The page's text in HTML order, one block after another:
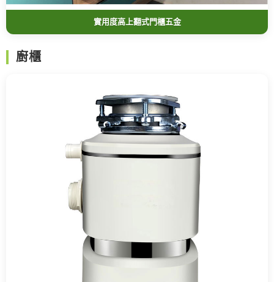
實用度高上翻式門櫃五金
廚櫃